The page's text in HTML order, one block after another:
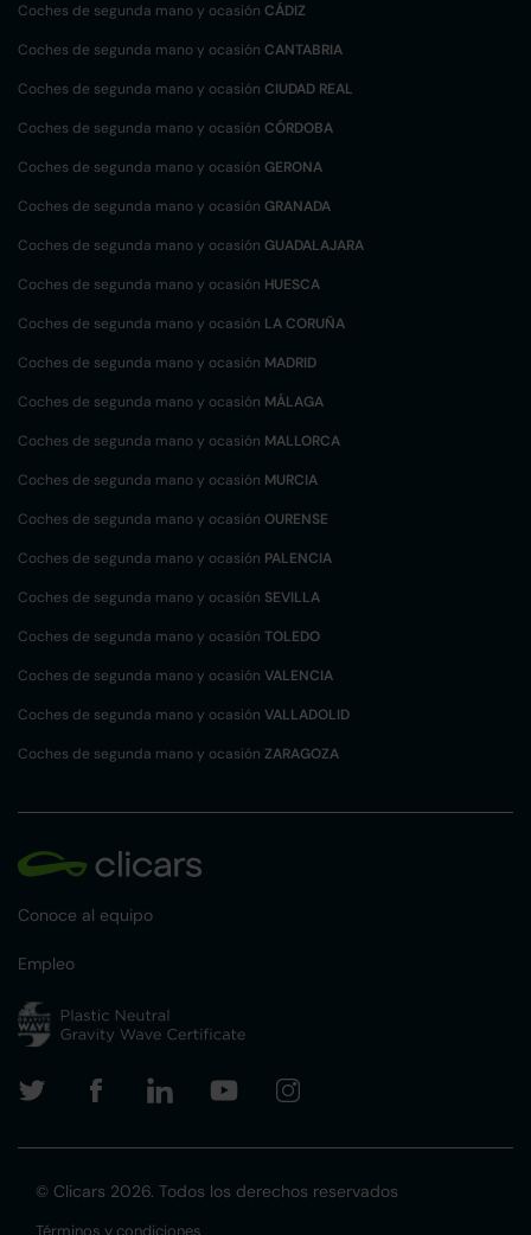
Coches de segunda mano y ocasión CÁDIZ
Coches de segunda mano y ocasión CANTABRIA
Coches de segunda mano y ocasión CIUDAD REAL
Coches de segunda mano y ocasión CÓRDOBA
Coches de segunda mano y ocasión GERONA
Coches de segunda mano y ocasión GRANADA
Coches de segunda mano y ocasión GUADALAJARA
Coches de segunda mano y ocasión HUESCA
Coches de segunda mano y ocasión LA CORUÑA
Coches de segunda mano y ocasión MADRID
Coches de segunda mano y ocasión MÁLAGA
Coches de segunda mano y ocasión MALLORCA
Coches de segunda mano y ocasión MURCIA
Coches de segunda mano y ocasión OURENSE
Coches de segunda mano y ocasión PALENCIA
Coches de segunda mano y ocasión SEVILLA
Coches de segunda mano y ocasión TOLEDO
Coches de segunda mano y ocasión VALENCIA
Coches de segunda mano y ocasión VALLADOLID
Coches de segunda mano y ocasión ZARAGOZA
Conoce al equipo
Empleo
© Clicars 2026. Todos los derechos reservados